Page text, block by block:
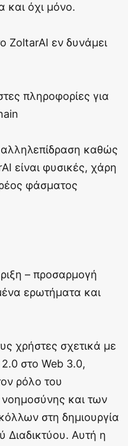
και όχι μόνο.
ZoltarAI εν δυνάμει
πληροφορίες για
καθώς
είναι φυσικές, χάρη
φάσματος
– προσαρμογή
ερωτήματα και
χρήστες σχετικά με
στο Web 3.0,
ρόλο του
και των
στη δημιουργία
Διαδικτύου. Αυτή η